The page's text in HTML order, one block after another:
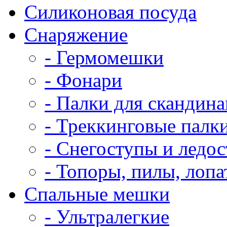
Силиконовая посуда
Снаряжение
- Гермомешки
- Фонари
- Палки для
- Треккинговые
- Снегоступы и
- Топоры, пилы,
Спальные мешки
- Ультралегкие